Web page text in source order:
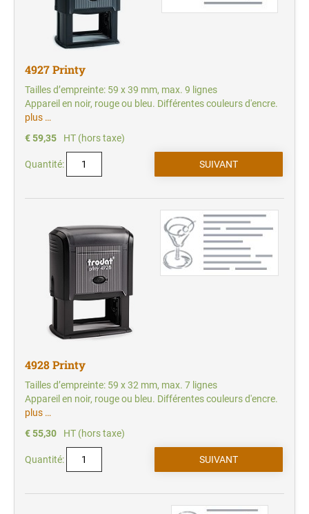
4927 Printy
Tailles d’empreinte: 59 x 39 mm, max. 9 lignes
Appareil en noir, rouge ou bleu. Différentes couleurs d'encre.
plus …
€ 59,35
HT (hors taxe)
Quantité:
4928 Printy
Tailles d’empreinte: 59 x 32 mm, max. 7 lignes
Appareil en noir, rouge ou bleu. Différentes couleurs d'encre.
plus …
€ 55,30
HT (hors taxe)
Quantité: